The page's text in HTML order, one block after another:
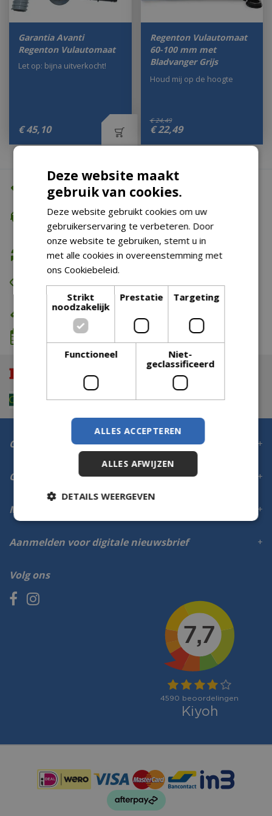
Garantia Avanti
Regenton Vulautomaat
€ 45,10
Let op: bijna uitverkocht!
Regenton Vulautomaat
60-100 mm met
Bladvanger Grijs
€ 24,49
€ 22,49
Houd mij op de hoogte
Altijd de beste prijs
Gratis verzending
vanaf €74,99
Gratis retour
Eigen bezorg- & installatieservice
We komen wanneer het jou uitkomt
Contact
Volg ons
Openingstijden
Meer informatie
Aanmelden voor digitale nieuwsbrief
Deze website maakt
gebruik van cookies.
Deze website gebruikt cookies om uw
gebruikerservaring te verbeteren. Door
onze website te gebruiken, stemt u in
met alle cookies in overeenstemming met
ons Cookiebeleid.
Strikt
noodzakelijk
Prestatie Targeting
Functioneel
Niet-
geclassificeerd
ALLES ACCEPTEREN
ALLES AFWIJZEN
DETAILS WEERGEVEN